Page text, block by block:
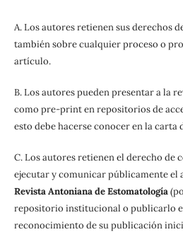
A. Los autores retienen sus derechos
también sobre cualquier proceso o
artículo.
B. Los autores pueden presentar a la
como pre-print en repositorios de
esto debe hacerse conocer en la
C. Los autores retienen el derecho
ejecutar y comunicar públicamente el
Revista Antoniana de Estomatología
repositorio institucional o publicarlo
reconocimiento de su publicación